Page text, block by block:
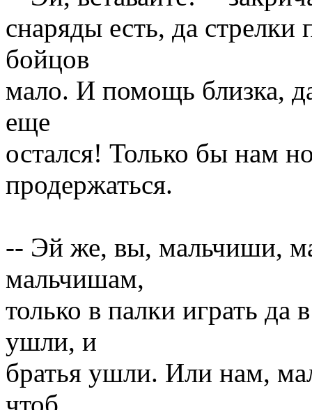
снаряды есть, да
бойцов
мало. И помощь близка,
еще
остался! Только бы нам
продержаться.
-- Эй же, вы, мальчиши,
мальчишам,
только в палки играть да
ушли, и
братья ушли. Или нам,